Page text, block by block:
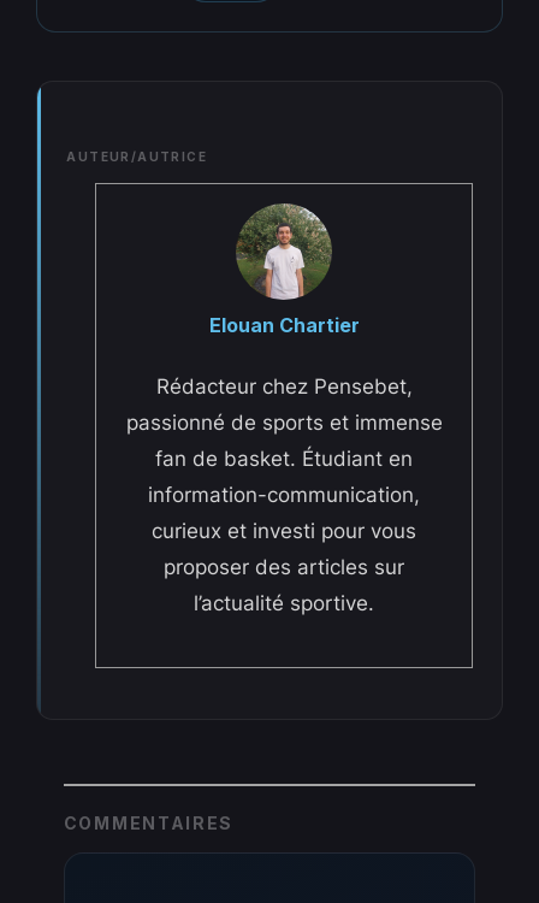
AUTEUR/AUTRICE
Elouan Chartier
Rédacteur chez Pensebet,
passionné de sports et immense
fan de basket. Étudiant en
information-communication,
curieux et investi pour vous
proposer des articles sur
l’actualité sportive.
COMMENTAIRES